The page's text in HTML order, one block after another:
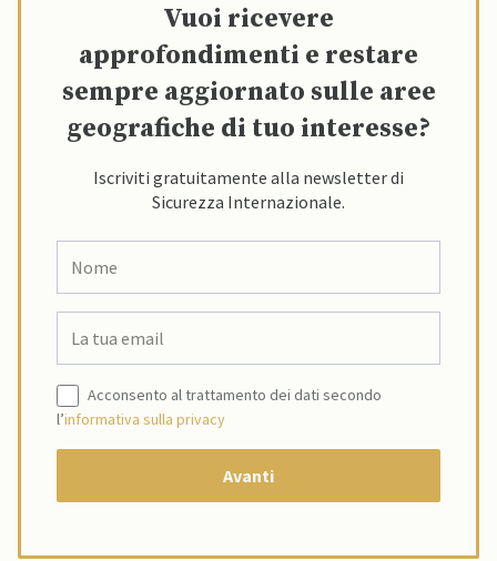
Vuoi ricevere
approfondimenti e restare
sempre aggiornato sulle aree
geografiche di tuo interesse?
Iscriviti gratuitamente alla newsletter di
Sicurezza Internazionale.
Acconsento al trattamento dei dati secondo
l’informativa sulla privacy